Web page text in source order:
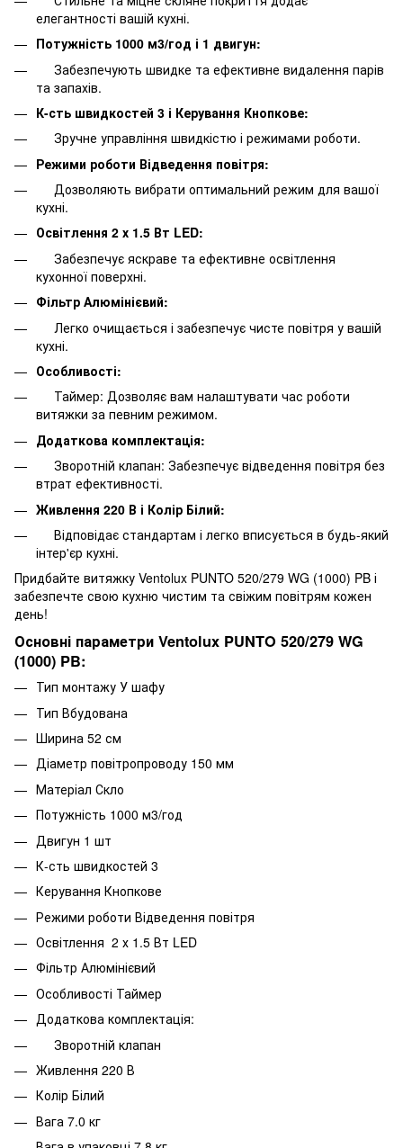
елегантності вашій кухні.
Потужність 1000 м3/год і 1 двигун:
Забезпечують швидке та ефективне видалення парів
та запахів.
К-сть швидкостей 3 і Керування Кнопкове:
Зручне управління швидкістю і режимами роботи.
Режими роботи Відведення повітря:
Дозволяють вибрати оптимальний режим для вашої
кухні.
Освітлення 2 х 1.5 Вт LED:
Забезпечує яскраве та ефективне освітлення
кухонної поверхні.
Фільтр Алюмінієвий:
Легко очищається і забезпечує чисте повітря у вашій
кухні.
Особливості:
Таймер: Дозволяє вам налаштувати час роботи
витяжки за певним режимом.
Додаткова комплектація:
Зворотній клапан: Забезпечує відведення повітря без
втрат ефективності.
Живлення 220 В і Колір Білий:
Відповідає стандартам і легко вписується в будь-який
інтер'єр кухні.
Придбайте витяжку Ventolux PUNTO 520/279 WG (1000) PB і
забезпечте свою кухню чистим та свіжим повітрям кожен
день!
Основні параметри Ventolux PUNTO 520/279 WG
(1000) PB:
Тип монтажу У шафу
Тип Вбудована
Ширина 52 см
Діаметр повітропроводу 150 мм
Матеріал Скло
Потужність 1000 м3/год
Двигун 1 шт
К-сть швидкостей 3
Керування Кнопкове
Режими роботи Відведення повітря
Освітлення 2 х 1.5 Вт LED
Фільтр Алюмінієвий
Особливості Таймер
Додаткова комплектація:
Зворотній клапан
Живлення 220 В
Колір Білий
Вага 7.0 кг